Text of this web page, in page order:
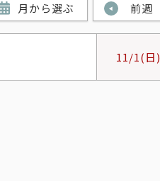
月から選ぶ 前週
11/1(日)